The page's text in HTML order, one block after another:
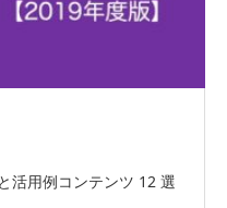
活用例コンテンツ 12 選